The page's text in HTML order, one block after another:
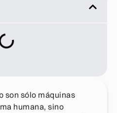
son sólo máquinas
humana, sino